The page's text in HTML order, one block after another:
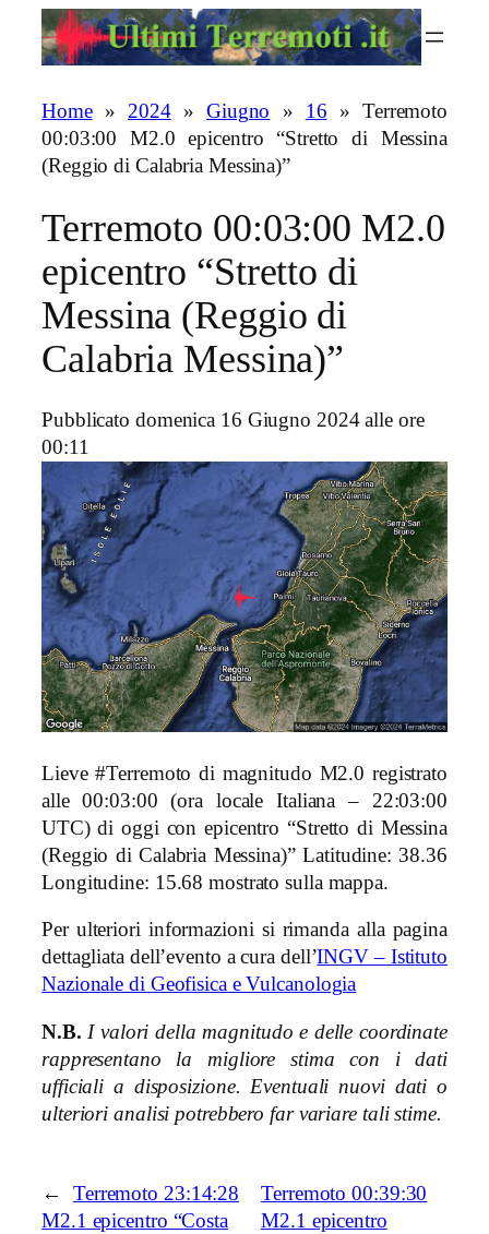
Home» 2024» Giugno » 16 » Terremoto
00:03:00 M2.0 epicentro “Stretto di Messina
(Reggio di Calabria Messina)”
Terremoto 00:03:00 M2.0
epicentro “Stretto di
Messina (Reggio di
Calabria Messina)”
Pubblicato domenica 16 Giugno 2024 alle ore
00:11
Lieve #Terremoto di magnitudo M2.0 registrato
alle 00:03:00 (ora locale Italiana – 22:03:00
UTC) di oggi con epicentro “Stretto di Messina
(Reggio di Calabria Messina)” Latitudine: 38.36
Longitudine: 15.68 mostrato sulla mappa.
Per ulteriori informazioni si rimanda alla pagina
dettagliata dell’evento a cura dell’INGV – Istituto
Nazionale di Geofisica e Vulcanologia
N.B. I valori della magnitudo e delle coordinate
rappresentano la migliore stima con i dati
ufficiali a disposizione. Eventuali nuovi dati o
ulteriori analisi potrebbero far variare tali stime.
←
Terremoto 23:14:28
M2.1 epicentro “Costa
Terremoto 00:39:30
M2.1 epicentro